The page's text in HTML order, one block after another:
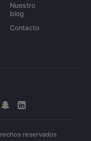
Nuestro
blog
Contacto
reservados